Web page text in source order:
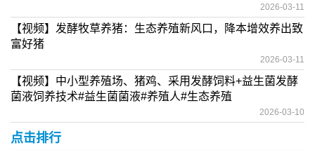
2026-03-11
【视频】发酵牧草养猪：生态养殖新风口，降本增效养出致
富好猪
2026-03-11
【视频】中小型养殖场、猪鸡、采用发酵饲料+益生菌发酵
菌液饲养技术#益生菌菌液#养殖人#生态养殖
2026-03-10
点击排行